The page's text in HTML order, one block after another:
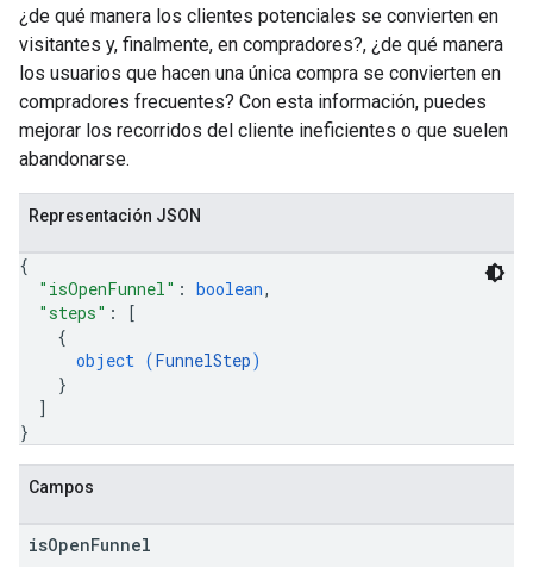
¿de qué manera los clientes potenciales se convierten en
visitantes y, finalmente, en compradores?, ¿de qué manera
los usuarios que hacen una única compra se convierten en
compradores frecuentes? Con esta información, puedes
mejorar los recorridos del cliente ineficientes o que suelen
abandonarse.
Representación JSON
{
"isOpenFunnel" : boolean,
"steps" :
[
{
object (FunnelStep)
}
]
}
Campos
isOpenFunnel